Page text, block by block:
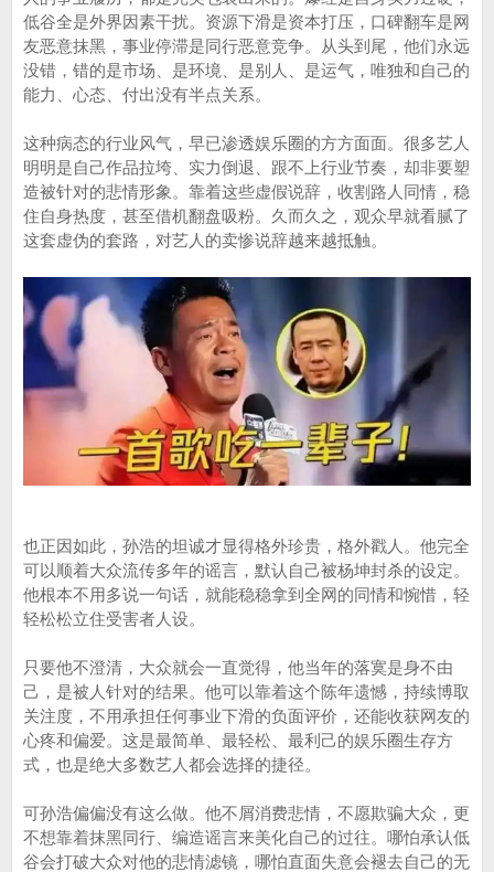
低谷全是外界因素干扰。资源下滑是资本打压，口碑翻车是网
友恶意抹黑，事业停滞是同行恶意竞争。从头到尾，他们永远
没错，错的是市场、是环境、是别人、是运气，唯独和自己的
能力、心态、付出没有半点关系。
这种病态的行业风气，早已渗透娱乐圈的方方面面。很多艺人
明明是自己作品拉垮、实力倒退、跟不上行业节奏，却非要塑
造被针对的悲情形象。靠着这些虚假说辞，收割路人同情，稳
住自身热度，甚至借机翻盘吸粉。久而久之，观众早就看腻了
这套虚伪的套路，对艺人的卖惨说辞越来越抵触。
也正因如此，孙浩的坦诚才显得格外珍贵，格外戳人。他完全
可以顺着大众流传多年的谣言，默认自己被杨坤封杀的设定。
他根本不用多说一句话，就能稳稳拿到全网的同情和惋惜，轻
轻松松立住受害者人设。
只要他不澄清，大众就会一直觉得，他当年的落寞是身不由
己，是被人针对的结果。他可以靠着这个陈年遗憾，持续博取
关注度，不用承担任何事业下滑的负面评价，还能收获网友的
心疼和偏爱。这是最简单、最轻松、最利己的娱乐圈生存方
式，也是绝大多数艺人都会选择的捷径。
可孙浩偏偏没有这么做。他不屑消费悲情，不愿欺骗大众，更
不想靠着抹黑同行、编造谣言来美化自己的过往。哪怕承认低
谷会打破大众对他的悲情滤镜，哪怕直面失意会褪去自己的无